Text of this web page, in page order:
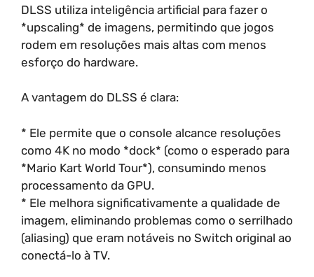
DLSS utiliza inteligência artificial para fazer o
*upscaling* de imagens, permitindo que jogos
rodem em resoluções mais altas com menos
esforço do hardware.
A vantagem do DLSS é clara:
* Ele permite que o console alcance resoluções
como 4K no modo *dock* (como o esperado para
*Mario Kart World Tour*), consumindo menos
processamento da GPU.
* Ele melhora significativamente a qualidade de
imagem, eliminando problemas como o serrilhado
(aliasing) que eram notáveis no Switch original ao
conectá-lo à TV.